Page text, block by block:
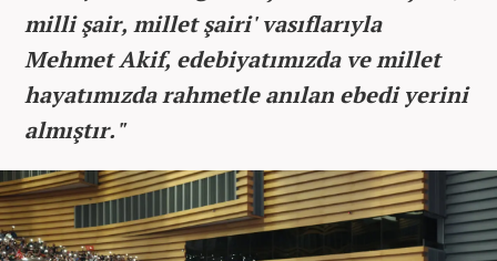
milli şair, millet şairi' vasıflarıyla
Mehmet Akif, edebiyatımızda ve millet
hayatımızda rahmetle anılan ebedi yerini
almıştır."